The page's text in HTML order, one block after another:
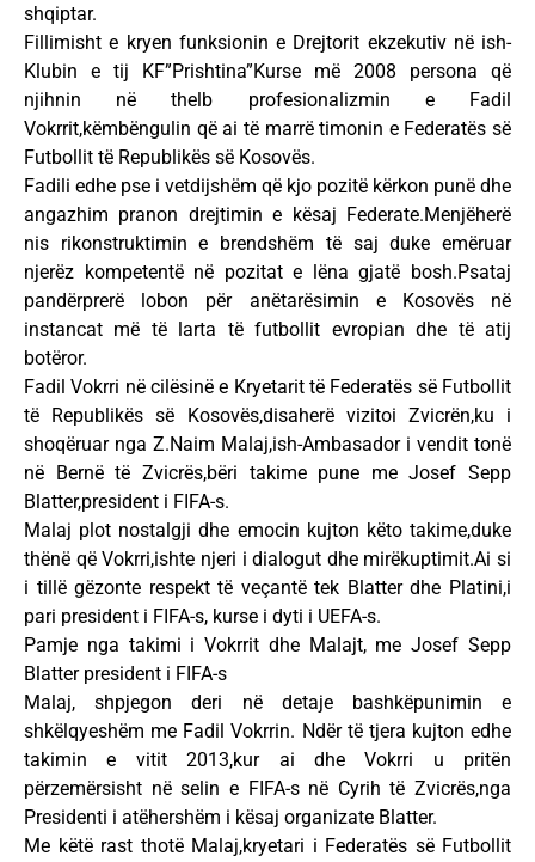
shqiptar.
Fillimisht e kryen funksionin e Drejtorit ekzekutiv në ish-
Klubin e tij KF”Prishtina”Kurse më 2008 persona që
njihnin në thelb profesionalizmin e Fadil
Vokrrit,këmbëngulin që ai të marrë timonin e Federatës së
Futbollit të Republikës së Kosovës.
Fadili edhe pse i vetdijshëm që kjo pozitë kërkon punë dhe
angazhim pranon drejtimin e kësaj Federate.Menjëherë
nis rikonstruktimin e brendshëm të saj duke emëruar
njerëz kompetentë në pozitat e lëna gjatë bosh.Psataj
pandërprerë lobon për anëtarësimin e Kosovës në
instancat më të larta të futbollit evropian dhe të atij
botëror.
Fadil Vokrri në cilësinë e Kryetarit të Federatës së Futbollit
të Republikës së Kosovës,disaherë vizitoi Zvicrën,ku i
shoqëruar nga Z.Naim Malaj,ish-Ambasador i vendit tonë
në Bernë të Zvicrës,bëri takime pune me Josef Sepp
Blatter,president i FIFA-s.
Malaj plot nostalgji dhe emocin kujton këto takime,duke
thënë që Vokrri,ishte njeri i dialogut dhe mirëkuptimit.Ai si
i tillë gëzonte respekt të veçantë tek Blatter dhe Platini,i
pari president i FIFA-s, kurse i dyti i UEFA-s.
Pamje nga takimi i Vokrrit dhe Malajt, me Josef Sepp
Blatter president i FIFA-s
Malaj, shpjegon deri në detaje bashkëpunimin e
shkëlqyeshëm me Fadil Vokrrin. Ndër të tjera kujton edhe
takimin e vitit 2013,kur ai dhe Vokrri u pritën
përzemërsisht në selin e FIFA-s në Cyrih të Zvicrës,nga
Presidenti i atëhershëm i kësaj organizate Blatter.
Me këtë rast thotë Malaj,kryetari i Federatës së Futbollit